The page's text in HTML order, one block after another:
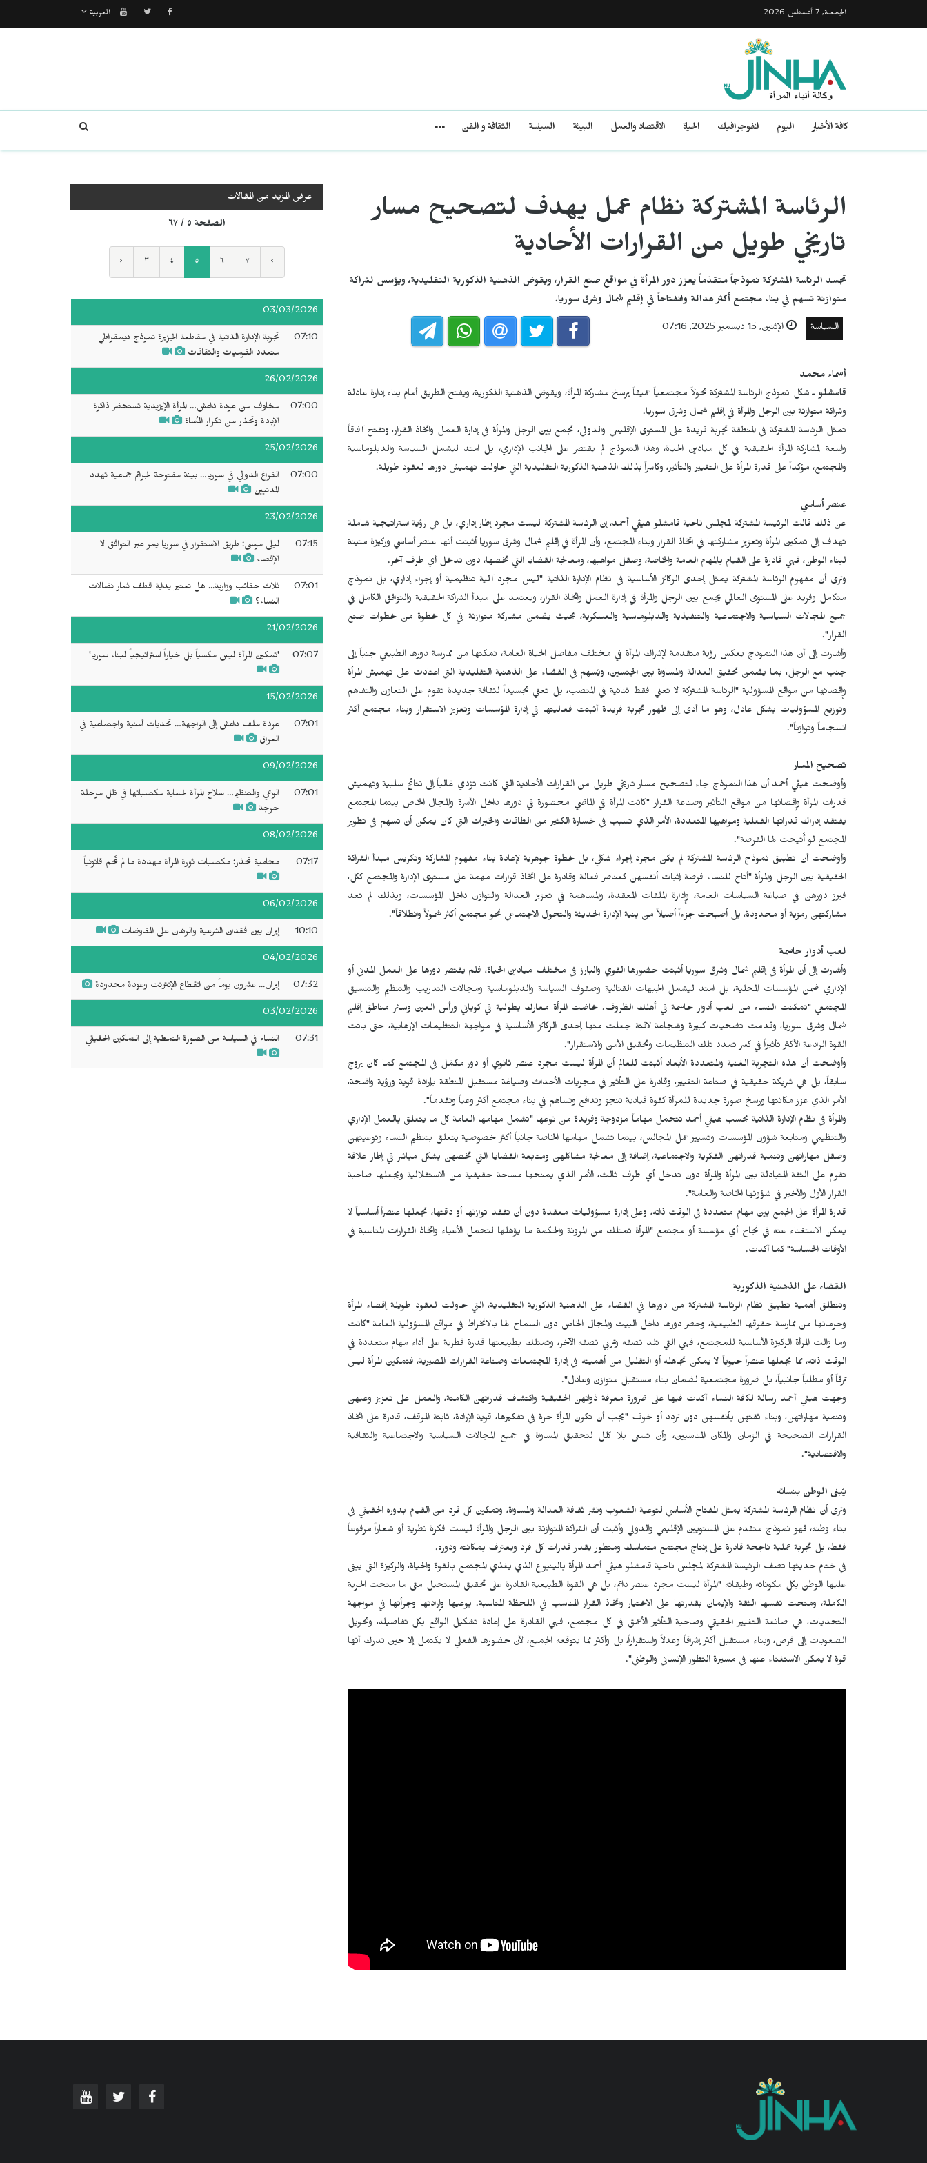
الجمعـة, 7 أغسطس 2026 العربية
كافة الأخبار اليوم انفوجرافيك الحياة الاقتصاد والعمل البيئة السياسة الثقافة و الفن
الرئاسة المشتركة نظام عمل يهدف لتصحيح مسار
تاريخي طويل من القرارات الأحادية
تجسد الرئاسة المشتركة نموذجاً متقدّماً يعزز دور المرأة في مواقع صنع القرار، ويقوض الذهنية الذكورية التقليدية، ويؤسس لشراكة
متوازنة تسهم في بناء مجتمع أكثر عدالة وانفتاحاً في إقليم شمال وشرق سوريا.
السياسة الإثنين, 15 ديسمبر 2025, 07:16
أسماء محمد
قامشلو ـ شكل نموذج الرئاسة المشتركة تحولاً مجتمعياً عميقاً يرسخ مشاركة المرأة، ويقوض الذهنية الذكورية، ويفتح الطريق أمام بناء إدارة عادلة
وشراكة متوازنة بين الرجل والمرأة في إقليم شمال وشرق سوريا.
تمثل الرئاسة المشتركة في المنطقة تجربة فريدة على المستوى الإقليمي والدولي، تجمع بين الرجل والمرأة في إدارة العمل واتخاذ القرار، وتفتح آفاقاً
واسعة لمشاركة المرأة الحقيقية في كل ميادين الحياة، وهذا النموذج لم يقتصر على الجانب الإداري، بل امتد ليشمل السياسة والدبلوماسية
والمجتمع، مؤكداً على قدرة المرأة على التغيير والتأثير، وكاسراً بذلك الذهنية الذكورية التقليدية التي حاولت تهميش دورها لعقود طويلة.
عنصر أساسي
عن ذلك قالت الرئيسة المشتركة لمجلس ناحية قامشلو هيڤي أحمد، إن الرئاسة المشتركة ليست مجرد إطار إداري، بل هي رؤية استراتيجية شاملة
تهدف إلى تمكين المرأة وتعزيز مشاركتها في اتخاذ القرار وبناء المجتمع، وأن المرأة في إقليم شمال وشرق سوريا أثبتت أنها عنصر أساسي وركيزة متينة
لبناء الوطن، فهي قادرة على القيام بالمهام العامة والخاصة، وصقل مواهبها، ومعالجة القضايا التي تخصها، دون تدخل أي طرف آخر.
وترى أن مفهوم الرئاسة المشتركة يمثل إحدى الركائز الأساسية في نظام الإدارة الذاتية "ليس مجرد آلية تنظيمية أو إجراء إداري، بل نموذج
متكامل وفريد على المستوى العالمي يجمع بين الرجل والمرأة في إدارة العمل واتخاذ القرار، ويعتمد على مبدأ الشراكة الحقيقية والتوافق الكامل في
جميع المجالات السياسية والاجتماعية والتنفيذية والدبلوماسية والعسكرية، بحيث يضمن مشاركة متوازنة في كل خطوة من خطوات صنع
القرار".
وأشارت إلى أن هذا النموذج يعكس رؤية متقدمة لإشراك المرأة في مختلف مفاصل الحياة العامة، تمكنها من ممارسة دورها الطبيعي جنباً إلى
جنب مع الرجل، بما يضمن تحقيق العدالة والمساواة بين الجنسين، ويُسهم في القضاء على الذهنية التقليدية التي اعتادت على تهميش المرأة
وإقصائها من مواقع المسؤولية "الرئاسة المشتركة لا تعني فقط ثنائية في المنصب، بل تعني تجسيداً لثقافة جديدة تقوم على التعاون والتفاهم
وتوزيع المسؤوليات بشكل عادل، وهو ما أدى إلى ظهور تجربة فريدة أثبتت فعاليتها في إدارة المؤسسات وتعزيز الاستقرار وبناء مجتمع أكثر
انسجاماً وتوازناً".
تصحيح المسار
وأوضحت هيڤي أحمد أن هذا النموذج جاء لتصحيح مسار تاريخي طويل من القرارات الأحادية التي كانت تؤدي غالباً إلى نتائج سلبية وتهميش
قدرات المرأة وإقصائها من مواقع التأثير وصناعة القرار "كانت المرأة في الماضي محصورة في دورها داخل الأسرة والمجال الخاص بينما المجتمع
يفتقد إدراك قدراتها الفعلية ومواهبها المتعددة، الأمر الذي تسبب في خسارة الكثير من الطاقات والخبرات التي كان يمكن أن تسهم في تطوير
المجتمع لو أُتيحت لها الفرصة".
وأوضحت أن تطبيق نموذج الرئاسة المشتركة لم يكن مجرد إجراء شكلي، بل خطوة جوهرية لإعادة بناء مفهوم المشاركة وتكريس مبدأ الشراكة
الحقيقية بين الرجل والمرأة "أتاح للنساء فرصة إثبات أنفسهن كعناصر فعالة وقادرة على اتخاذ قرارات مهمة على مستوى الإدارة والمجتمع ككل،
فبرز دورهن في صياغة السياسات العامة، وإدارة الملفات المعقدة، والمساهمة في تعزيز العدالة والتوازن داخل المؤسسات، وبذلك لم تعد
مشاركتهن رمزية أو محدودة، بل أصبحت جزءاً أصيلاً من بنية الإدارة الحديثة والتحول الاجتماعي نحو مجتمع أكثر شمولاً وانطلاقاً".
لعب أدوار حاسمة
وأشارت إلى أن المرأة في إقليم شمال وشرق سوريا أثبتت حضورها القوي والبارز في مختلف ميادين الحياة، فلم يقتصر دورها على العمل المدني أو
الإداري ضمن المؤسسات المحلية، بل امتد ليشمل الجبهات القتالية وصفوف السياسة والدبلوماسية ومجالات التدريب والتنظيم والتنسيق
المجتمعي "تمكنت النساء من لعب أدوار حاسمة في أهلك الظروف. خاضت المرأة معارك بطولية في كوباني ورأس العين وسائر مناطق إقليم
شمال وشرق سوريا، وقدمت تضحيات كبيرة وشجاعة لافتة جعلت منها إحدى الركائز الأساسية في مواجهة التنظيمات الإرهابية، حتى باتت
القوة الرادعة الأكثر تأثيراً في كسر تمدد تلك التنظيمات وتحقيق الأمن والاستقرار".
وأوضحت أن هذه التجربة الغنية والمتعددة الأبعاد أثبتت للعالم أن المرأة ليست مجرد عنصر ثانوي أو دور مكمّل في المجتمع كما كان يروج
سابقاً، بل هي شريكة حقيقية في صناعة التغيير، وقادرة على التأثير في مجريات الأحداث وصياغة مستقبل المنطقة بإرادة قوية ورؤية واضحة،
الأمر الذي عزز مكانتها ورسخ صورة جديدة للمرأة كقوة قيادية تنجز وتدافع وتساهم في بناء مجتمع أكثر وعياً وتقدماً".
والمرأة في نظام الإدارة الذاتية بحسب هيفي أحمد تتحمل مهاماً مزدوجة وفريدة من نوعها "تشمل مهامها العامة كل ما يتعلق بالعمل الإداري
والتنظيمي ومتابعة شؤون المؤسسات وتسيير عمل المجالس، بينما تشمل مهامها الخاصة جانباً أكثر خصوصية يتعلق بتنظيم النساء وتوعيتهن
وصقل مهاراتهن وتنمية قدراتهن الفكرية والاجتماعية، إضافة إلى معالجة مشاكلهن ومتابعة القضايا التي تخصهن بشكل مباشر في إطار علاقة
تقوم على الثقة المتبادلة بين المرأة والمرأة دون تدخل أي طرف ثالث، الأمر الذي يمنحها مساحة حقيقية من الاستقلالية ويجعلها صاحبة
القرار الأول والأخير في شؤونها الخاصة والعامة".
قدرة المرأة على الجمع بين مهام متعددة في الوقت ذاته، وعلى إدارة مسؤوليات معقدة دون أن تفقد توازنها أو دقتها، تجعلها عنصراً أساسياً لا
يمكن الاستغناء عنه في نجاح أي مؤسسة أو مجتمع "المرأة تمتلك من المرونة والحكمة ما يؤهلها لتحمل الأعباء واتخاذ القرارات المناسبة في
الأوقات الحساسة" كما أكدت.
القضاء على الذهنية الذكورية
وتنطلق أهمية تطبيق نظام الرئاسة المشتركة من دورها في القضاء على الذهنية الذكورية التقليدية، التي حاولت لعقود طويلة إقصاء المرأة
وحرمانها من ممارسة حقوقها الطبيعية، وحصر دورها داخل البيت والمجال الخاص دون السماح لها بالانخراط في مواقع المسؤولية العامة "كانت
وما زالت المرأة الركيزة الأساسية للمجتمع، فهي التي تلد نصفه وتربي نصفه الآخر، وتمتلك بطبيعتها قدرة فطرية على أداء مهام متعددة في
الوقت ذاته، مما يجعلها عنصراً حيوياً لا يمكن تجاهله أو التقليل من أهميته في إدارة المجتمعات وصناعة القرارات المصيرية، فتمكين المرأة ليس
ترفاً أو مطلباً جانبياً، بل ضرورة مجتمعية لضمان بناء مستقبل متوازن وعادل".
وجهت هيفي أحمد رسالة لكافة النساء أكدت فيها على ضرورة معرفة ذواتهن الحقيقية واكتشاف قدراتهن الكامنة، والعمل على تعزيز وعيهن
وتنمية مهاراتهن، وبناء ثقتهن بأنفسهن دون تردد أو خوف "يجب أن تكون المرأة حرة في تفكيرها، قوية الإرادة، ثابتة الموقف، قادرة على اتخاذ
القرارات الصحيحة في الزمان والمكان المناسبين، وأن تسعى بلا كلل لتحقيق المساواة في جميع المجالات السياسية والاجتماعية والثقافية
والاقتصادية".
يُبنى الوطن بنسائه
وترى أن نظام الرئاسة المشتركة يمثل المفتاح الأساسي لتوعية الشعوب ونشر ثقافة العدالة والمساواة، وتمكين كل فرد من القيام بدوره الحقيقي في
بناء وطنه، فهو نموذج متقدم على المستويين الإقليمي والدولي وأثبت أن الشراكة المتوازنة بين الرجل والمرأة ليست فكرة نظرية أو شعاراً مرفوعاً
فقط، بل تجربة عملية ناجحة قادرة على إنتاج مجتمع متماسك ومتطور يقدر قدرات كل فرد ويعترف بمكانته ودوره.
في ختام حديثها تصف الرئيسة المشتركة لمجلس ناحية قامشلو هيڤي أحمد المرأة بالينبوع الذي يغذي المجتمع بالقوة والحياة، والركيزة التي يبنى
عليها الوطن بكل مكوناته وطبقاته "المرأة ليست مجرد عنصر داعم، بل هي القوة الطبيعية القادرة على تحقيق المستحيل متى ما منحت الحرية
الكاملة، ومنحت نفسها الثقة والإيمان بقدرتها على الاختيار واتخاذ القرار المناسب في اللحظة المناسبة. بوعيها وإرادتها وجرأتها في مواجهة
التحديات، هي صانعة التغيير الحقيقي وصاحبة التأثير الأعمق في كل مجتمع، فهي القادرة على إعادة تشكيل الواقع بكل تفاصيله، وتحويل
الصعوبات إلى فرص، وبناء مستقبل أكثر إشراقاً وعدلاً واستقراراً، بل وأكثر مما يتوقعه الجميع، لأن حضورها الفعلي لا يكتمل إلا حين تدرك أنها
قوة لا يمكن الاستغناء عنها في مسيرة التطور الإنساني والوطني".
عرض المزيد من المقالات
الصفحة ٥ / ٦٧
‹ ٣ ٤ ٥ ٦ ٧ ›
03/03/2026
07:10
تجربة الإدارة الذاتية في مقاطعة الجزيرة نموذج ديمقراطي
متعدد القوميات والثقافات
26/02/2026
07:00
مخاوف من عودة داعش… المرأة الإيزيدية تستحضر ذاكرة
الإبادة وتحذر من تكرار المأساة
25/02/2026
07:00
الفراغ الدولي في سوريا… بيئة مفتوحة لجرائم جماعية تهدد
المدنيين
23/02/2026
07:15
ليلى موسى: طريق الاستقرار في سوريا يمر عبر التوافق لا
الإقصاء
07:01
ثلاث حقائب وزارية... هل تعتبر بداية قطف ثمار نضالات
النساء؟
21/02/2026
07:07 'تمكين المرأة ليس مكسباً بل خياراً استراتيجياً لبناء سوريا'
15/02/2026
07:01
عودة ملف داعش إلى الواجهة… تحديات أمنية واجتماعية في
العراق
09/02/2026
07:01
الوعي والتنظيم… سلاح المرأة لحماية مكتسباتها في ظل مرحلة
حرجة
08/02/2026
07:17 محامية تحذر: مكتسبات ثورة المرأة مهددة ما لم تُحم قانونياً
06/02/2026
10:10 إيران بين فقدان الشرعية والرهان على المفاوضات
04/02/2026
07:32 إيران... عشرون يوماً من انقطاع الإنترنت وعودة محدودة
03/02/2026
07:31 النساء في السياسة من الصورة النمطية إلى التمكين الحقيقي